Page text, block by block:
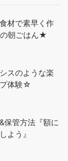
材で素早く作
朝ごはん★
スのような楽
体験☆
保管方法『額に
よう』